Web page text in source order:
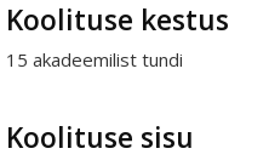
Koolituse kestus
15 akadeemilist tundi
Koolituse sisu